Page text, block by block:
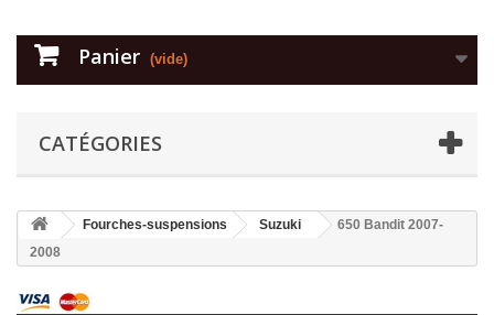
Panier (vide)
CATÉGORIES
Fourches-suspensions Suzuki
650 Bandit 2007-
2008